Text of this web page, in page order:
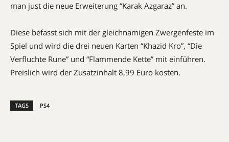
man just die neue Erweiterung “Karak Azgaraz” an.
Diese befasst sich mit der gleichnamigen Zwergenfeste im
Spiel und wird die drei neuen Karten “Khazid Kro”, “Die
Verfluchte Rune” und “Flammende Kette” mit einführen.
Preislich wird der Zusatzinhalt 8,99 Euro kosten.
TAGS PS4